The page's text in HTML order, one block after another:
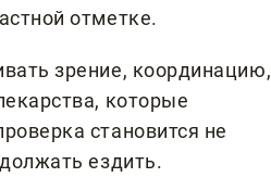
отметке.
зрение, координацию,
которые
становится не
ездить.